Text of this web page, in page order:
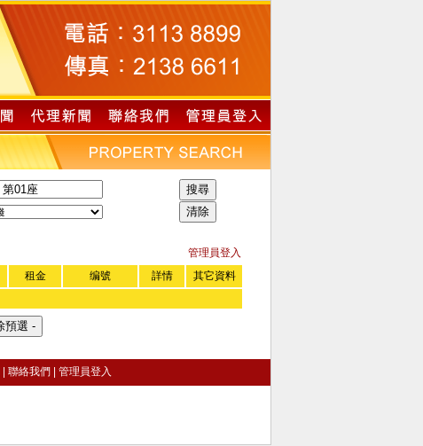
管理員登入
租金 编號 詳情 其它資料
聯絡我們 管理員登入